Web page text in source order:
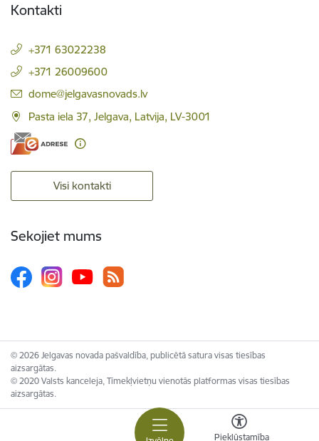
Piekļūstamība
Kontakti
+371 63022238
+371 26009600
E-pasts:
dome@jelgavasnovads.lv
Pasta iela 37, Jelgava, Latvija, LV-3001
Visi kontakti
Sekojiet mums
© 2026 Jelgavas novada pašvaldība, publicētā satura visas tiesības
aizsargātas.
© 2020 Valsts kanceleja, Tīmekļvietņu vienotās platformas visas tiesības
aizsargātas.